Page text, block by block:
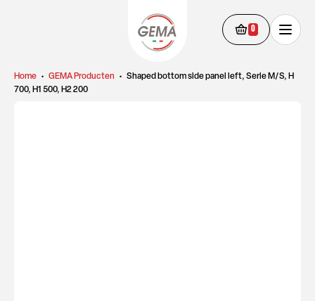
0
Home • GEMA Producten • Shaped bottom side panel left, Serie M/S, H
700, H1 500, H2 200